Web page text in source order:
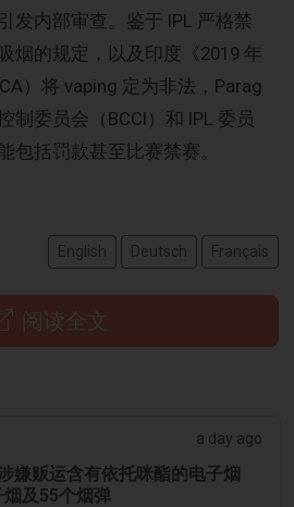
发内部审查。鉴于 IPL 严格禁
烟的规定，以及印度《2019 年
）将 vaping 定为非法，Parag
制委员会（BCCI）和 IPL 委员
包括罚款甚至比赛禁赛。
English Deutsch Français
阅读全文
a day ago
嫌贩运含有依托咪酯的电子烟
及55个烟弹